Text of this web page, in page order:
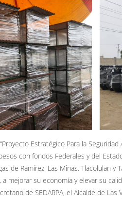
Estratégico Para la
con fondos Federales y del
de Ramírez, Las Minas, Tlacolulan
mejorar su economía y elevar su
de SEDARPA, el Alcalde de Las